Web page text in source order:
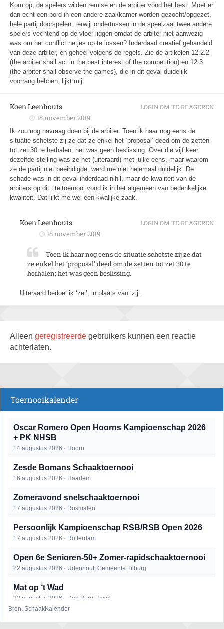
Kom op, de spelers wilden remise en de arbiter vond het best. Moet er
dan echt een bord in een andere zaal/kamer worden gezocht/opgezet,
hele partij doorspelen, terwijl ondertussen in de speelzaal twee andere
spelers vechtend op de vloer liggen omdat de arbiter niet aanwezig
was om het conflict netjes op te lossen? Inderdaad creatief gehandeld
van deze arbiter, en geheel volgens de regels. Zie de artikelen 12.2.2
(the arbiter shall act in the best interest of the competition) en 12.3
(the arbiter shall observe the games), die in dit geval duidelijk
voorrang hebben, lijkt mij.
Koen Leenhouts
18 november 2019
Ik zou nog navraag doen bij de arbiter. Toen ik haar nog eens de
situatie schetste zij ze dat ze enkel het ‘proposal’ deed om de zetten
tot zet 30 te herhalen; het was geen beslissing. Over die vijf keer
dezelfde stelling was ze het (uiteraard) met jullie eens, maar waarom
ze de partij niet beëindigde, werd me niet helemaal duidelijk. De
schade was in dit geval inderdaad nihil, maar de kwaliteit van de
arbiters op dit titeltoernooi vond ik in het algemeen van bedenkelijke
kwaliteit. Dat lijkt me wel een kwalijke zaak.
LOGIN OM TE REAGEREN
Koen Leenhouts
18 november 2019
Toen ik haar nog eens de situatie schetste zij ze dat
ze enkel het ‘proposal’ deed om de zetten tot zet 30 te
herhalen; het was geen beslissing.
Uiteraard bedoel ik ‘zei’, in plaats van ‘zij’.
LOGIN OM TE REAGEREN
Alleen geregistreerde gebruikers kunnen een reactie
achterlaten.
Toernooikalender
Oscar Romero Open Hoorns Kampioenschap 2026
+ PK NHSB
14 augustus 2026 · Hoorn
Zesde Bomans Schaaktoernooi
16 augustus 2026 · Haarlem
Zomeravond snelschaaktoernooi
17 augustus 2026 · Rosmalen
Persoonlijk Kampioenschap RSB/RSB Open 2026
17 augustus 2026 · Rotterdam
Open 6e Senioren-50+ Zomer-rapidschaaktoernooi
22 augustus 2026 · Udenhout, Gemeente Tilburg
Mat op ‘t Wad
22 augustus 2026 · Den Burg, Texel
Bron: SchaakKalender